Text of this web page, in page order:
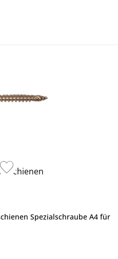
Spezialschraube A4 für